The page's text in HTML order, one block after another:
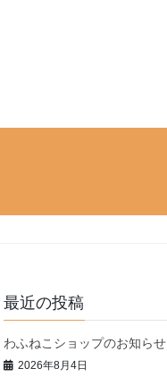
最近の投稿
わふねこショップのお知らせ
2026年8月4日